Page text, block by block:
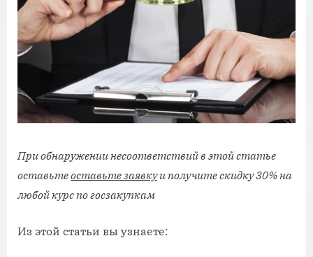
При обнаружении несоответствий в этой статье
оставьтеоставьте заявкуи получите скидку 30% на
любой курс по госзакупкам
Из этой статьи вы узнаете: